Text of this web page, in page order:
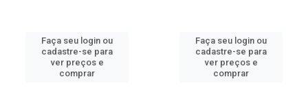
Faça seu login ou
cadastre-se para
ver preços e
comprar
Faça seu login ou
cadastre-se para
ver preços e
comprar